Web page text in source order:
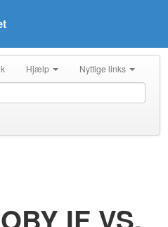
Hjælp Nyttige links